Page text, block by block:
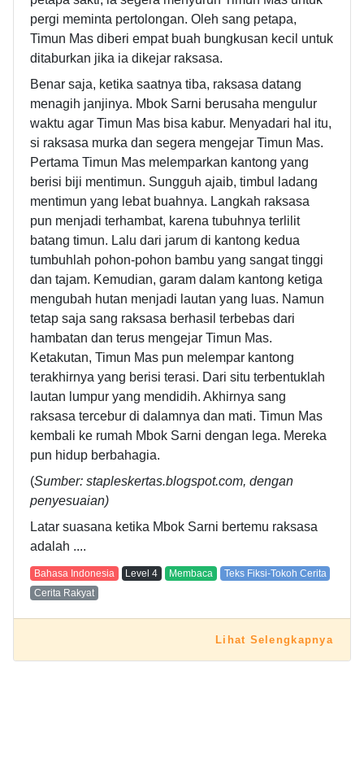
pergi meminta pertolongan. Oleh sang petapa,
Timun Mas diberi empat buah bungkusan kecil untuk
ditaburkan jika ia dikejar raksasa.
Benar saja, ketika saatnya tiba, raksasa datang
menagih janjinya. Mbok Sarni berusaha mengulur
waktu agar Timun Mas bisa kabur. Menyadari hal itu,
si raksasa murka dan segera mengejar Timun Mas.
Pertama Timun Mas melemparkan kantong yang
berisi biji mentimun. Sungguh ajaib, timbul ladang
mentimun yang lebat buahnya. Langkah raksasa
pun menjadi terhambat, karena tubuhnya terlilit
batang timun. Lalu dari jarum di kantong kedua
tumbuhlah pohon-pohon bambu yang sangat tinggi
dan tajam. Kemudian, garam dalam kantong ketiga
mengubah hutan menjadi lautan yang luas. Namun
tetap saja sang raksasa berhasil terbebas dari
hambatan dan terus mengejar Timun Mas.
Ketakutan, Timun Mas pun melempar kantong
terakhirnya yang berisi terasi. Dari situ terbentuklah
lautan lumpur yang mendidih. Akhirnya sang
raksasa tercebur di dalamnya dan mati. Timun Mas
kembali ke rumah Mbok Sarni dengan lega. Mereka
pun hidup berbahagia.
(Sumber: stapleskertas.blogspot.com, dengan
penyesuaian)
Latar suasana ketika Mbok Sarni bertemu raksasa
adalah ....
Bahasa Indonesia Level 4 Membaca
Teks Fiksi-Tokoh Cerita
Cerita Rakyat
Lihat Selengkapnya